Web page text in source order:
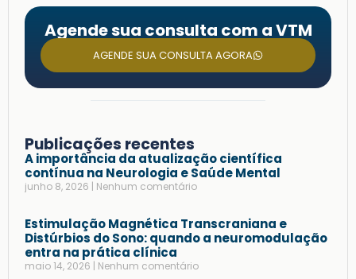
Agende sua consulta com a VTM
AGENDE SUA CONSULTA AGORA
Publicações recentes
A importância da atualização científica
contínua na Neurologia e Saúde Mental
junho 8, 2026 Nenhum comentário
Estimulação Magnética Transcraniana e
Distúrbios do Sono: quando a neuromodulação
entra na prática clínica
maio 14, 2026 Nenhum comentário